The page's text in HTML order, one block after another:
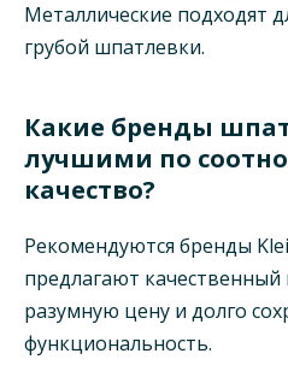
Металлические подходят
грубой шпатлевки.
Какие бренды
лучшими по
качество?
Рекомендуются бренды
предлагают качественный
разумную цену и долго
функциональность.